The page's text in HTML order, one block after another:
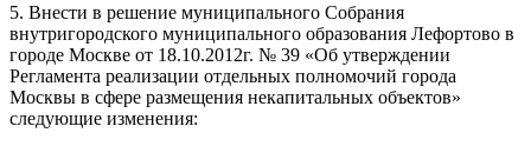
5. Внести в решение муниципального Собрания
внутригородского муниципального образования Лефортово в
городе Москве от 18.10.2012г. № 39 «Об утверждении
Регламента реализации отдельных полномочий города
Москвы в сфере размещения некапитальных объектов»
следующие изменения: